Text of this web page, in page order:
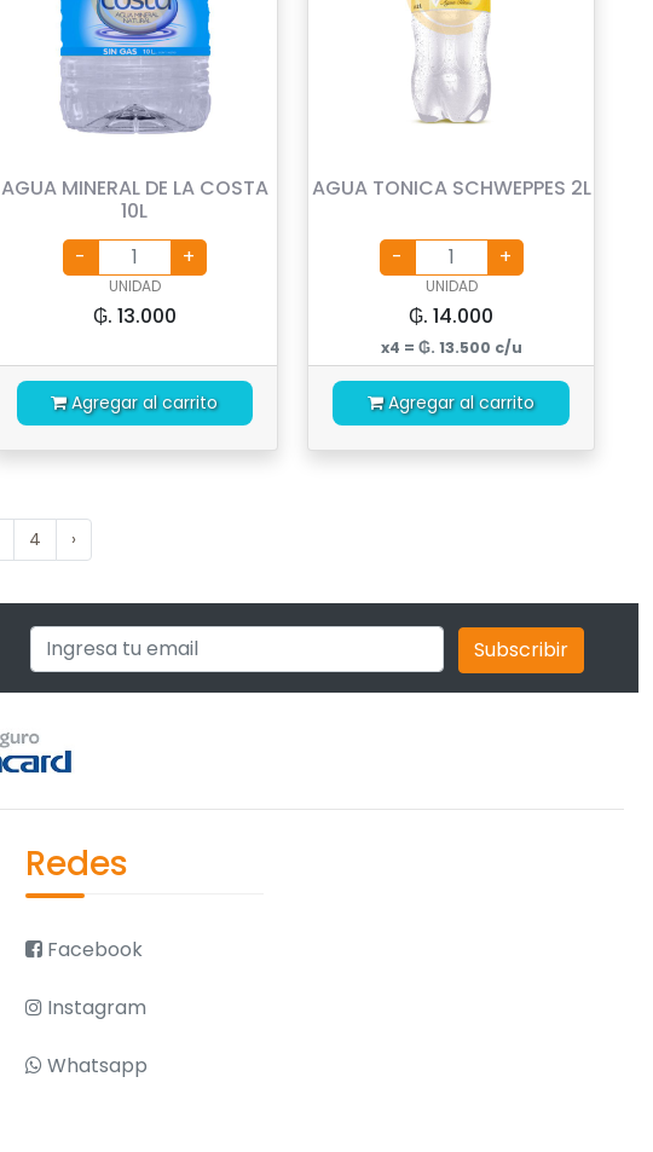
AGUA MINERAL DE LA COSTA
10L
UNIDAD
₲. 13.000
Agregar al carrito
AGUA TONICA SCHWEPPES 2L
UNIDAD
₲. 14.000
x4 = ₲. 13.500 c/u
Agregar al carrito
4 ›
Subscribir
Redes
Facebook
Instagram
Whatsapp